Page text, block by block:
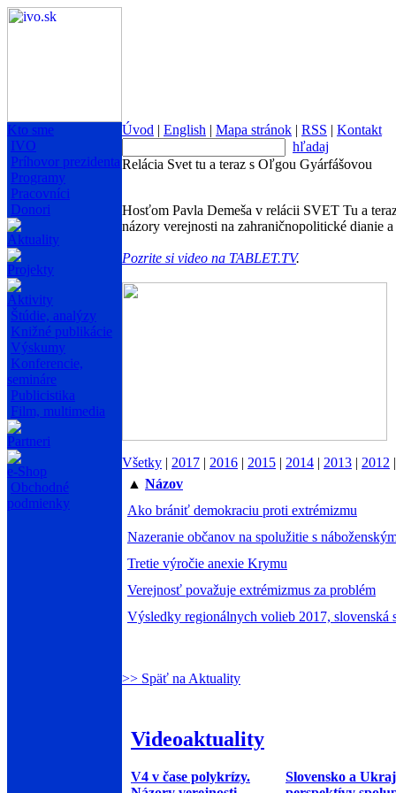
Kto sme
IVO
Príhovor prezidenta
Programy
Pracovníci
Donori
Aktuality
Projekty
Aktivity
Štúdie, analýzy
Knižné publikácie
Výskumy
Konferencie,
semináre
Publicistika
Film, multimedia
Partneri
e-Shop
Obchodné
podmienky
Úvod | English | Mapa stránok | RSS | Kontakt
hľadaj
Relácia Svet tu a teraz s Oľgou Gyárfášovou
Hosťom Pavla Demeša v relácii SVET Tu a
názory verejnosti na zahraničnopolitické dianie
Pozrite si video na TABLET.TV.
Všetky | 2017 | 2016 | 2015 | 2014 | 2013 | 2012
▲ Názov
Ako brániť demokraciu proti extrémizmu
Nazeranie občanov na spolužitie s
Tretie výročie anexie Krymu
Verejnosť považuje extrémizmus za problém
Výsledky regionálnych volieb 2017, slovenská
>> Späť na Aktuality
Videoaktuality
V4 v čase polykrízy.
Slovensko a